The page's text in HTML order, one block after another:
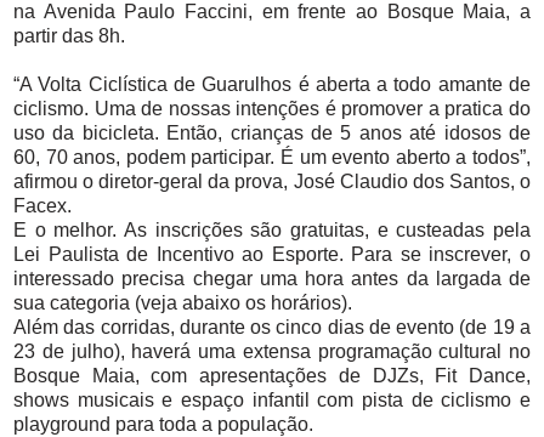
na Avenida Paulo Faccini, em frente ao Bosque Maia, a
partir das 8h.
“A Volta Ciclística de Guarulhos é aberta a todo amante de
ciclismo. Uma de nossas intenções é promover a pratica do
uso da bicicleta. Então, crianças de 5 anos até idosos de
60, 70 anos, podem participar. É um evento aberto a todos”,
afirmou o diretor-geral da prova, José Claudio dos Santos, o
Facex.
E o melhor. As inscrições são gratuitas, e custeadas pela
Lei Paulista de Incentivo ao Esporte. Para se inscrever, o
interessado precisa chegar uma hora antes da largada de
sua categoria (veja abaixo os horários).
Além das corridas, durante os cinco dias de evento (de 19 a
23 de julho), haverá uma extensa programação cultural no
Bosque Maia, com apresentações de DJZs, Fit Dance,
shows musicais e espaço infantil com pista de ciclismo e
playground para toda a população.